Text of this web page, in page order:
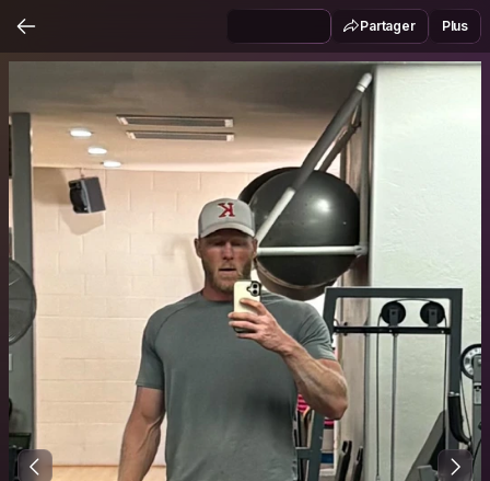
Partager Plus